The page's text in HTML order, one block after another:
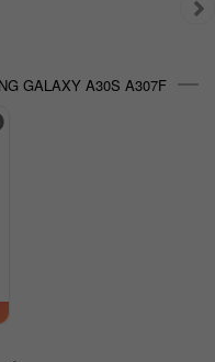
GALAXY A30S A307F